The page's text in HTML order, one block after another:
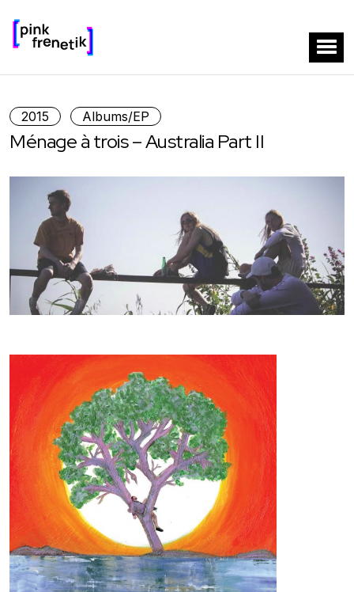
2015 Albums/EP
Ménage à trois – Australia Part II